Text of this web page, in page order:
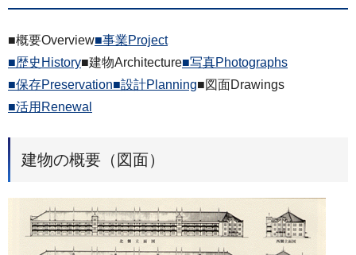
■概要Overview■事業Project
■歴史History■建物Architecture■写真Photographs
■保存Preservation■設計Planning■図面Drawings
■活用Renewal
建物の概要（図面）